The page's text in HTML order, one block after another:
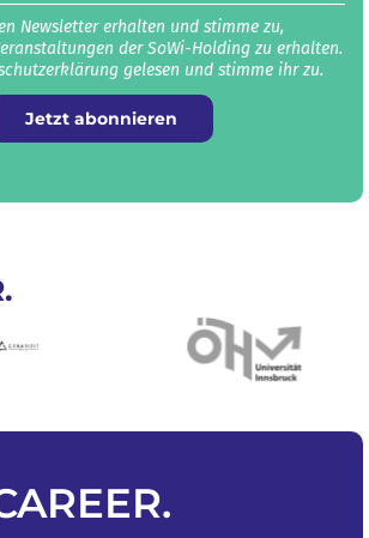
Newsletter erhalten und stimme zu,
der SoWi-Holding zu erhalten.
gelesen und stimme ihr zu.
Jetzt abonnieren
.